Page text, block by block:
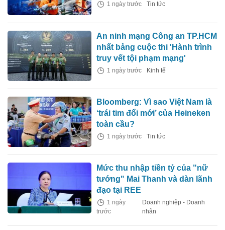
1 ngày trước Tin tức
An ninh mạng Công an TP.HCM
nhất bảng cuộc thi 'Hành trình
truy vết tội phạm mạng'
1 ngày trước Kinh tế
Bloomberg: Vì sao Việt Nam là
‘trái tim đổi mới’ của Heineken
toàn cầu?
1 ngày trước Tin tức
Mức thu nhập tiền tỷ của "nữ
tướng" Mai Thanh và dàn lãnh
đạo tại REE
1 ngày
trước
Doanh nghiệp - Doanh
nhân